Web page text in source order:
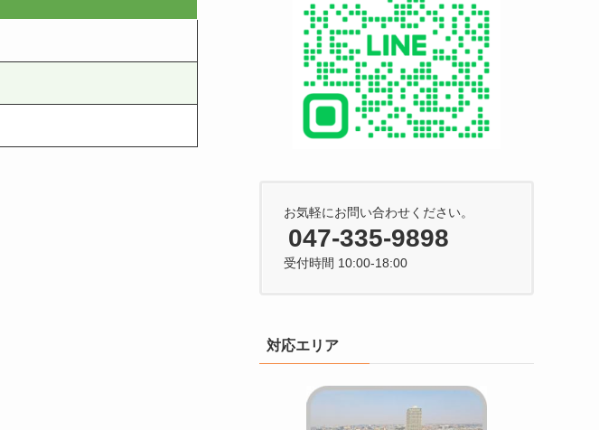
お気軽にお問い合わせください。
047-335-9898
受付時間 10:00-18:00
対応エリア